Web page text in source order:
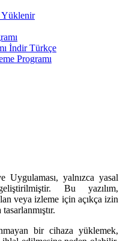
Yüklenir
İndir Türkçe
Programı
yalnızca yasal
Bu yazılım,
veya izleme için açıkça izin
bir cihaza yüklemek,